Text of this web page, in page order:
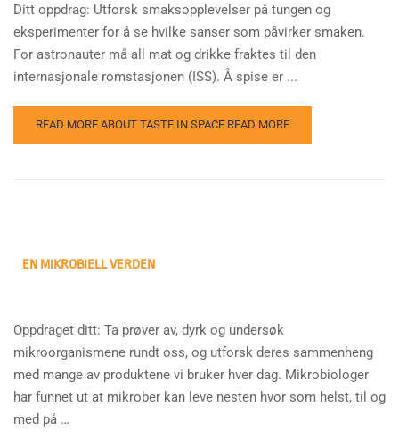
Ditt oppdrag: Utforsk smaksopplevelser på tungen og
eksperimenter for å se hvilke sanser som påvirker smaken.
For astronauter må all mat og drikke fraktes til den
internasjonale romstasjonen (ISS). Å spise er ...
READ MORE ABOUT TASTE IN SPACE READ MORE
EN MIKROBIELL VERDEN
Oppdraget ditt: Ta prøver av, dyrk og undersøk
mikroorganismene rundt oss, og utforsk deres sammenheng
med mange av produktene vi bruker hver dag. Mikrobiologer
har funnet ut at mikrober kan leve nesten hvor som helst, til og
med på …